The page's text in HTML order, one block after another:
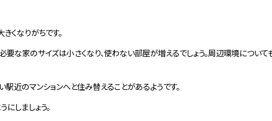
くなりがちです。
要な家のサイズは小さくなり、使わない部屋が増えるでしょう。周辺環境につい
近のマンションへと住み替えることがあるようです。
しましょう。